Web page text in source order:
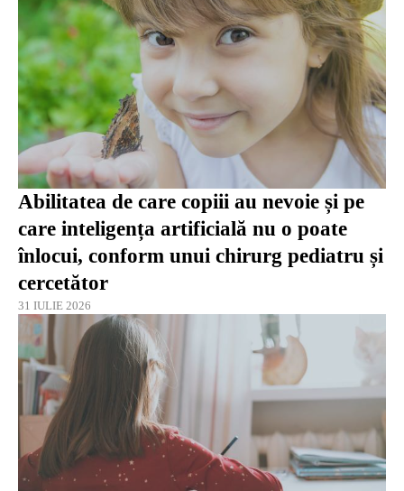
Abilitatea de care copiii au nevoie și pe
care inteligența artificială nu o poate
înlocui, conform unui chirurg pediatru și
cercetător
31 IULIE 2026